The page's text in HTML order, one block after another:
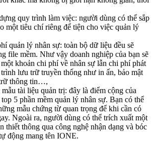
quy trình làm việc: người dùng có thể sắp
một tiêu chí riêng để tiện cho việc quản lý
quản lý nhân sự: toàn bộ dữ liệu đều sẽ
file mềm. Như vậy doanh nghiệp của bạn sẽ
khoản chi phí về nhân sự lẫn chi phí phát
lưu trữ truyền thống như in ấn, bảo mật
thông tin…,
tài liệu quản trị: đây là điểm cộng của
5 phần mềm quản lý nhân sự. Bạn có thể
mẫu chứng từ quan trọng để khi cần có
Ngoài ra, người dùng có thể trích xuất một
thiết thông qua công nghệ nhận dạng và bóc
động mang tên IONE.